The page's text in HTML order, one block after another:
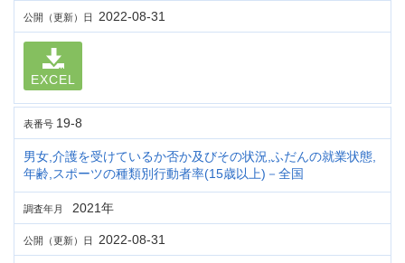
公開（更新）日 2022-08-31
EXCEL
表番号 19-8
男女,介護を受けているか否か及びその状況,ふだんの就業状態,
年齢,スポーツの種類別行動者率(15歳以上)－全国
調査年月 2021年
公開（更新）日 2022-08-31